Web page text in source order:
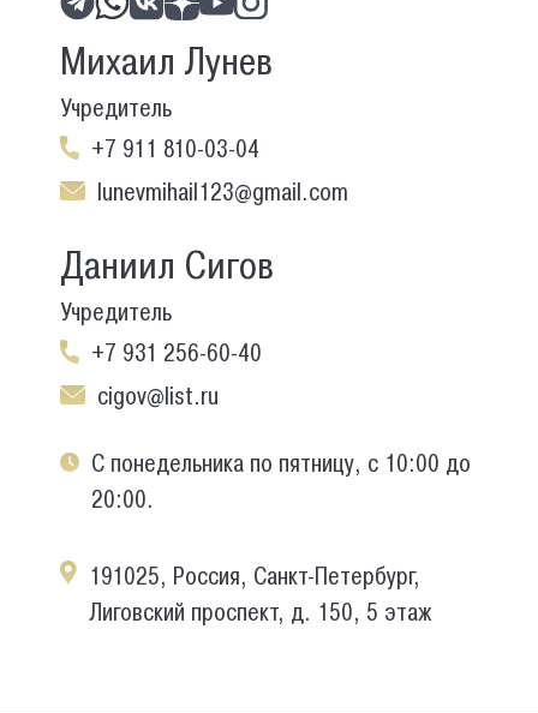
Михаил Лунев
Учредитель
+7 911 810-03-04
lunevmihail123@gmail.com
Даниил Сигов
Учредитель
+7 931 256-60-40
cigov@list.ru
С понедельника по пятницу, с 10:00 до
20:00.
191025, Россия, Санкт-Петербург,
Лиговский проспект, д. 150, 5 этаж